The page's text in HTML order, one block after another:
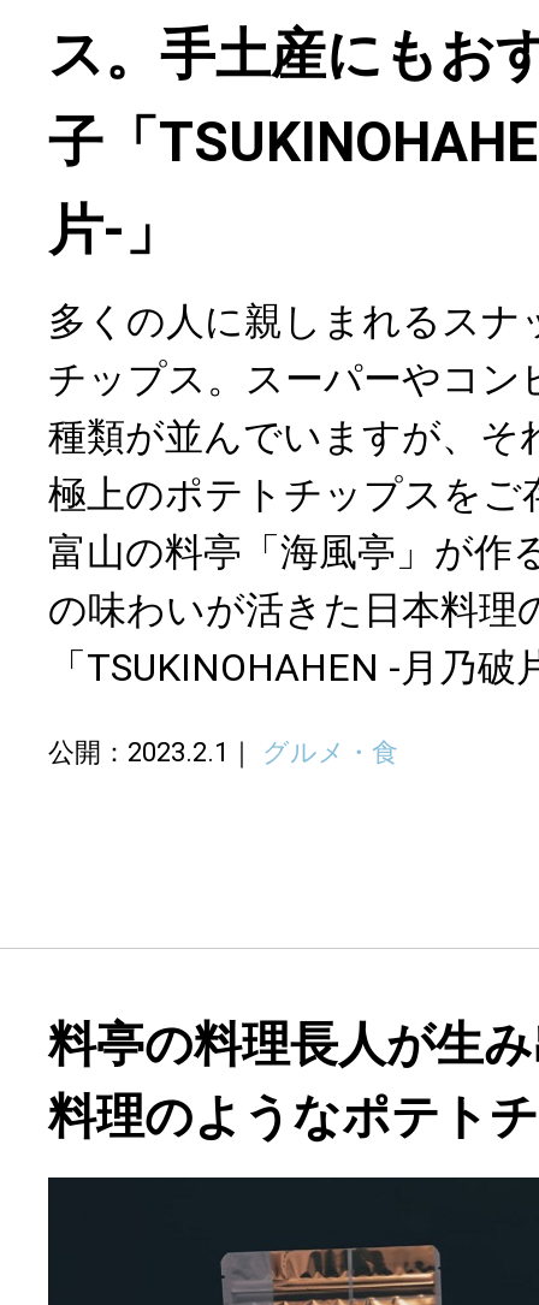
ス。手土産にもお
子「
片-」
多くの人に親しまれるスナ
チップス。スーパーやコン
種類が並んでいますが、そ
極上のポテトチップスをご
富山の料亭「海風亭」が作
の味わいが活きた日本料理
「TSUKINOHAHEN -月乃
公開：2023.2.1 グルメ・食
料亭の料理長人が生
料理のようなポテト